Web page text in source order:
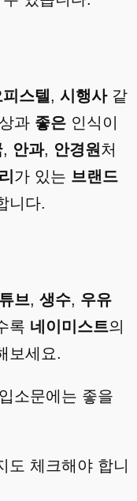
스텔 , 시행사같
과 좋은 인식이
, 안과, 안경원 처
가 있는 브랜드
니다.
브, 생수, 우유
록 네이미스트의
보세요.
소문에는 좋을
도 체크해야 합니